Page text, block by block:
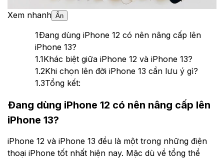
Xem nhanh Ẩn
1Đang dùng iPhone 12 có nên nâng cấp lên
iPhone 13?
1.1Khác biệt giữa iPhone 12 và iPhone 13?
1.2Khi chọn lên đời iPhone 13 cần lưu ý gì?
1.3Tổng kết:
Đang dùng iPhone 12 có nên nâng cấp lên
iPhone 13?
iPhone 12 và iPhone 13 đều là một trong những điện
thoại iPhone tốt nhất hiện nay. Mặc dù về tổng thể